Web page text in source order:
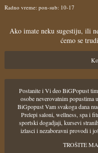
Radno vreme: pon-sub: 10-17
Ako imate neku sugestiju, ili
ćemo se
Postanite i Vi deo BiGPopust
osobe neverovatnim
BiGpopust Vam svakoga dana
Prelepi saloni, wellness, spa i
sportski dogadjaji, kursevi
izlasci i nezaboravni provodi i
TROŠITE